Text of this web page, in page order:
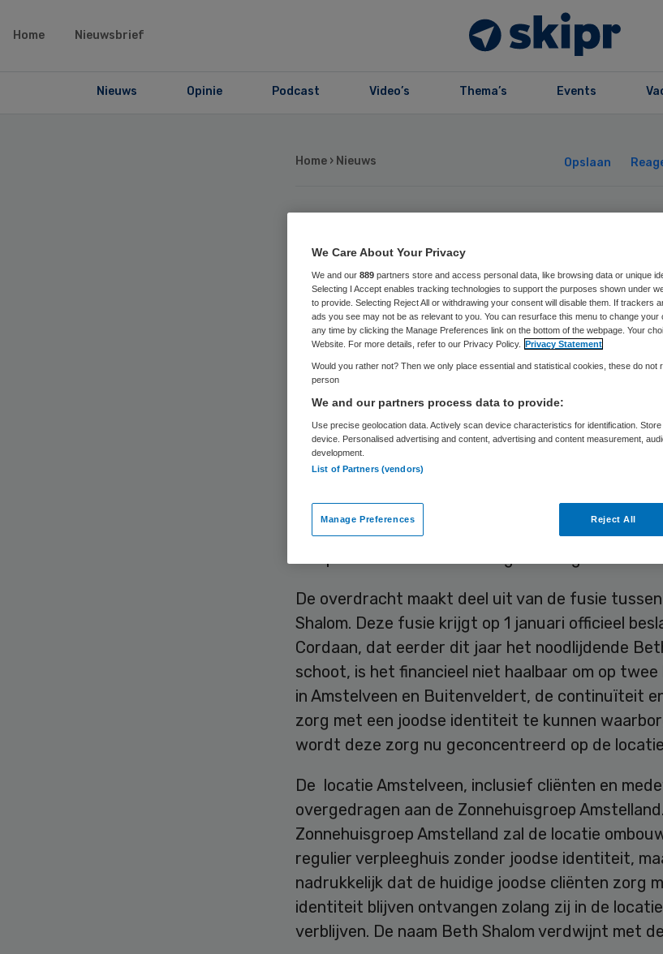
Home Nieuwsbrief
Nieuws Opinie Podcast Video’s Thema’s Events
Home › Nieuws Opslaan
Amstelland
locatie Beth
over
het joodse verpleeghuis Beth Shalom in
blijft er in Amsterdam één locatie over waar de
De overdracht maakt deel uit van de fusie
Shalom. Deze fusie krijgt op 1 januari officieel
Cordaan, dat eerder dit jaar het noodlijdende
schoot, is het financieel niet haalbaar om op
in Amstelveen en Buitenveldert, de continuïteit
zorg met een joodse identiteit te kunnen
wordt deze zorg nu geconcentreerd op de
De locatie Amstelveen, inclusief cliënten en
overgedragen aan de Zonnehuisgroep
Zonnehuisgroep Amstelland zal de locatie
regulier verpleeghuis zonder joodse identiteit,
nadrukkelijk dat de huidige joodse cliënten zorg
identiteit blijven ontvangen zolang zij in de
verblijven. De naam Beth Shalom verdwijnt met
We Care About Your Privacy
We and our 889 partners store and access personal data, like browsing data or unique
Selecting I Accept enables tracking technologies to support the purposes shown under
to provide. Selecting Reject All or withdrawing your consent will disable them. If trackers
ads you see may not be as relevant to you. You can resurface this menu to change
any time by clicking the Manage Preferences link on the bottom of the webpage. Your
Website. For more details, refer to our Privacy Policy. Privacy Statement
Would you rather not? Then we only place essential and statistical cookies, these do not
person
We and our partners process data to provide:
Use precise geolocation data. Actively scan device characteristics for identification.
device. Personalised advertising and content, advertising and content measurement,
development.
List of Partners (vendors)
Manage Preferences Reject All